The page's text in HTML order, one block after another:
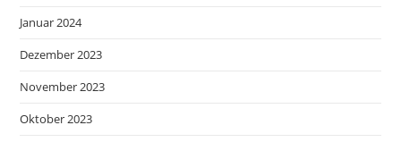
Januar 2024
Dezember 2023
November 2023
Oktober 2023